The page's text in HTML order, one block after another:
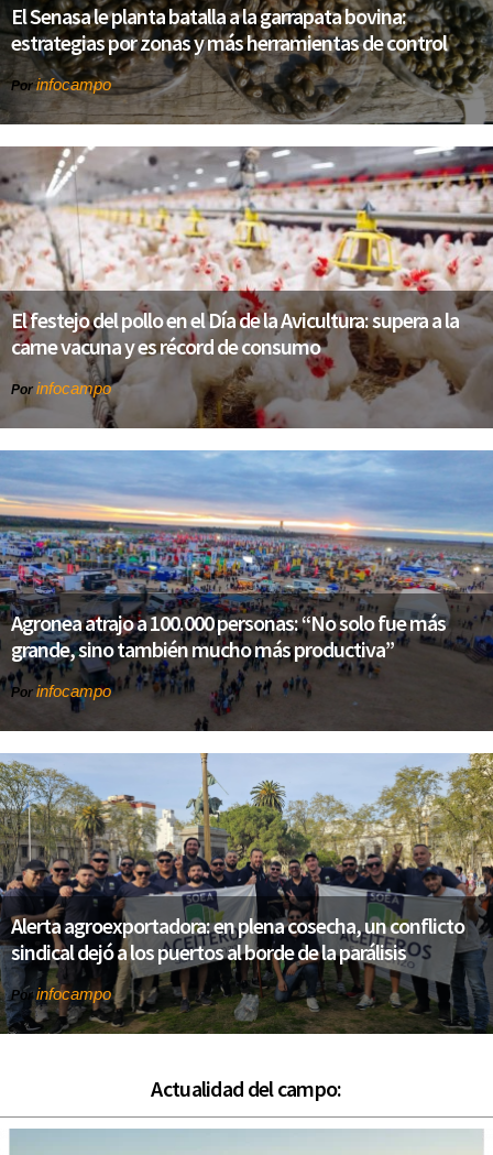
El Senasa le planta batalla a la garrapata bovina:
estrategias por zonas y más herramientas de control
Porinfocampo
El festejo del pollo en el Día de la Avicultura: supera a la
carne vacuna y es récord de consumo
Por infocampo
Agronea atrajo a 100.000 personas: “No solo fue más
grande, sino también mucho más productiva”
Por infocampo
Alerta agroexportadora: en plena cosecha, un conflicto
sindical dejó a los puertos al borde de la parálisis
Porinfocampo
Actualidad del campo: